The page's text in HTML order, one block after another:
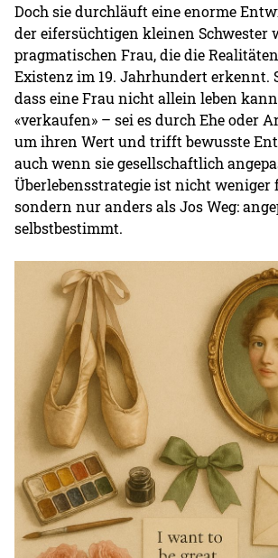
Doch sie durchläuft eine enorme
der eifersüchtigen kleinen Schwester
pragmatischen Frau, die die
Existenz im 19. Jahrhundert erkennt.
dass eine Frau nicht allein leben
«verkaufen» – sei es durch Ehe oder
um ihren Wert und trifft bewusste
auch wenn sie gesellschaftlich
Überlebensstrategie ist nicht weniger
sondern nur anders als Jos Weg:
selbstbestimmt.